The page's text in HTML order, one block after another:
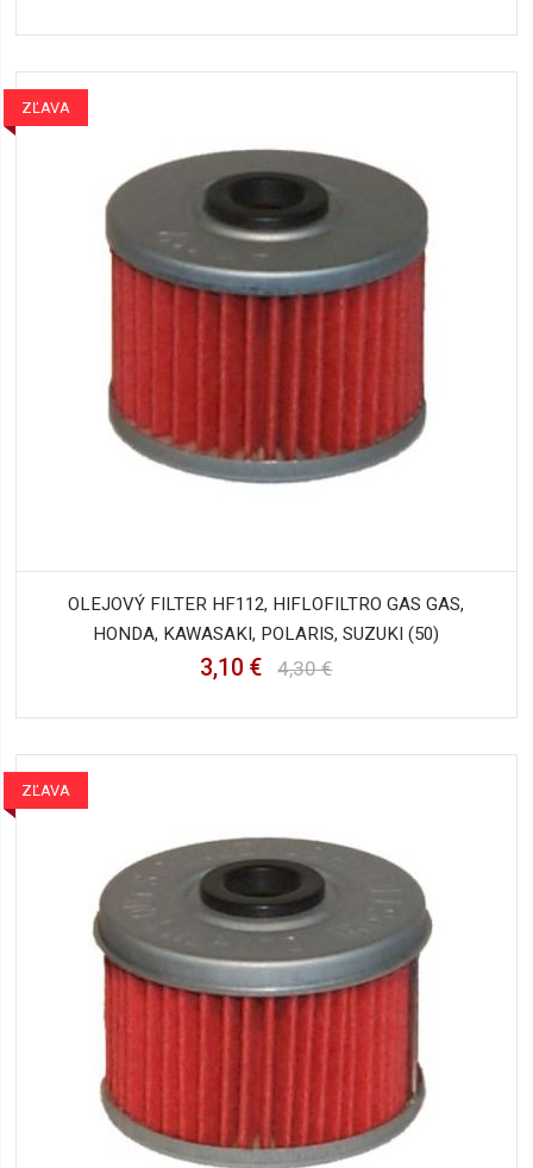
ZĽAVA
OLEJOVÝ FILTER HF112, HIFLOFILTRO GAS GAS,
HONDA, KAWASAKI, POLARIS, SUZUKI (50)
3,10 € 4,30 €
ZĽAVA